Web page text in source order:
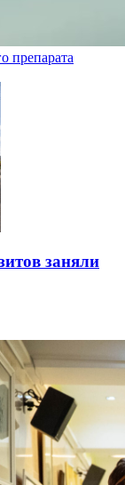
препарата
заняли